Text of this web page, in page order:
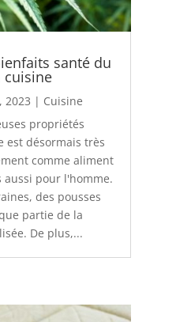
santé du
cuisine
2023 | Cuisine
propriétés
est désormais très
comme aliment
pour l'homme.
des pousses
partie de la
De plus,...